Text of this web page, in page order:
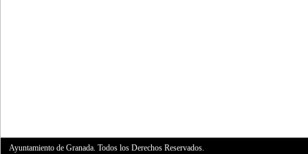
Ayuntamiento de Granada. Todos los Derechos Reservados.